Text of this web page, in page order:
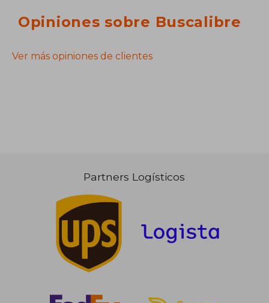
Opiniones sobre Buscalibre
Ver más opiniones de clientes
Partners Logísticos